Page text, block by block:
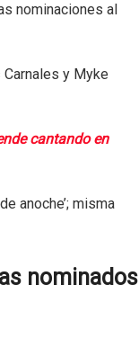
nominaciones al
y Myke
cantando en
anoche’; misma
nominados